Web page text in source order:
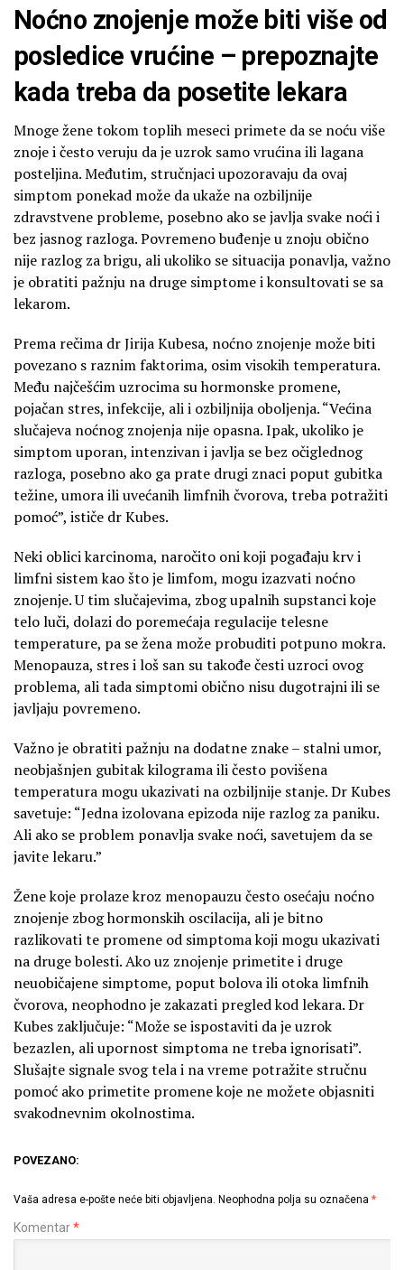
Noćno znojenje može biti više od
posledice vrućine – prepoznajte
kada treba da posetite lekara
Mnoge žene tokom toplih meseci primete da se noću više
znoje i često veruju da je uzrok samo vrućina ili lagana
posteljina. Međutim, stručnjaci upozoravaju da ovaj
simptom ponekad može da ukaže na ozbiljnije
zdravstvene probleme, posebno ako se javlja svake noći i
bez jasnog razloga. Povremeno buđenje u znoju obično
nije razlog za brigu, ali ukoliko se situacija ponavlja, važno
je obratiti pažnju na druge simptome i konsultovati se sa
lekarom.
Prema rečima dr Jirija Kubesa, noćno znojenje može biti
povezano s raznim faktorima, osim visokih temperatura.
Među najčešćim uzrocima su hormonske promene,
pojačan stres, infekcije, ali i ozbiljnija oboljenja. “Većina
slučajeva noćnog znojenja nije opasna. Ipak, ukoliko je
simptom uporan, intenzivan i javlja se bez očiglednog
razloga, posebno ako ga prate drugi znaci poput gubitka
težine, umora ili uvećanih limfnih čvorova, treba potražiti
pomoć”, ističe dr Kubes.
Neki oblici karcinoma, naročito oni koji pogađaju krv i
limfni sistem kao što je limfom, mogu izazvati noćno
znojenje. U tim slučajevima, zbog upalnih supstanci koje
telo luči, dolazi do poremećaja regulacije telesne
temperature, pa se žena može probuditi potpuno mokra.
Menopauza, stres i loš san su takođe česti uzroci ovog
problema, ali tada simptomi obično nisu dugotrajni ili se
javljaju povremeno.
Važno je obratiti pažnju na dodatne znake – stalni umor,
neobjašnjen gubitak kilograma ili često povišena
temperatura mogu ukazivati na ozbiljnije stanje. Dr Kubes
savetuje: “Jedna izolovana epizoda nije razlog za paniku.
Ali ako se problem ponavlja svake noći, savetujem da se
javite lekaru.”
Žene koje prolaze kroz menopauzu često osećaju noćno
znojenje zbog hormonskih oscilacija, ali je bitno
razlikovati te promene od simptoma koji mogu ukazivati
na druge bolesti. Ako uz znojenje primetite i druge
neuobičajene simptome, poput bolova ili otoka limfnih
čvorova, neophodno je zakazati pregled kod lekara. Dr
Kubes zaključuje: “Može se ispostaviti da je uzrok
bezazlen, ali upornost simptoma ne treba ignorisati”.
Slušajte signale svog tela i na vreme potražite stručnu
pomoć ako primetite promene koje ne možete objasniti
svakodnevnim okolnostima.
POVEZANO:
Vaša adresa e-pošte neće biti objavljena. Neophodna polja su označena *
Komentar*